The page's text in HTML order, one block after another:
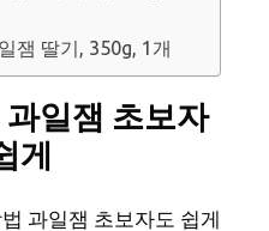
잼 딸기, 350g, 1개
일잼 초보자
게
과일잼 초보자도 쉽게